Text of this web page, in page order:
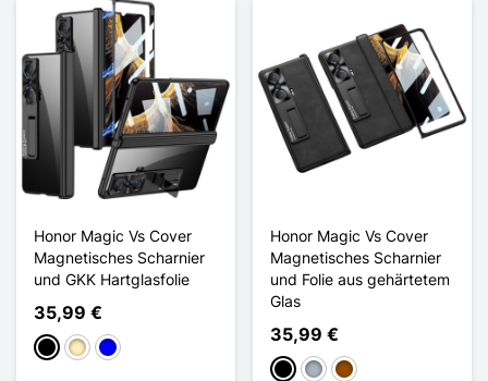
Honor Magic Vs Cover
Magnetisches Scharnier
und GKK Hartglasfolie
35,99 €
Schwarz
Golden
Blau
Honor Magic Vs Cover
Magnetisches Scharnier
und Folie aus gehärtetem
Glas
35,99 €
Schwarz
GrauBraun